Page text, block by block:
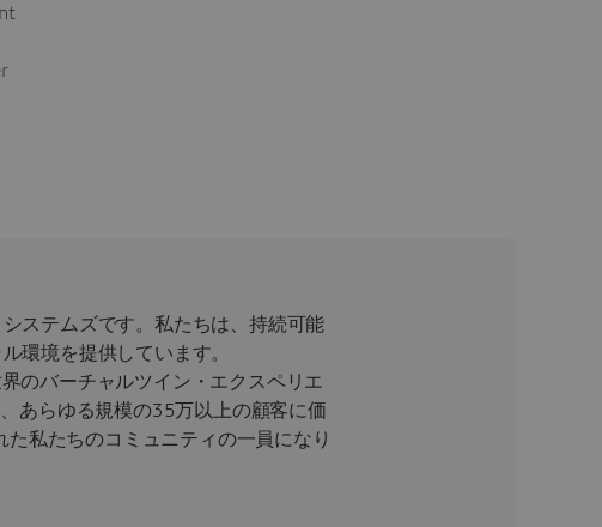
ステムズです。私たちは、持続可能
環境を提供しています。
のバーチャルツイン・エクスペリエ
あらゆる規模の35万以上の顧客に価
私たちのコミュニティの一員になり